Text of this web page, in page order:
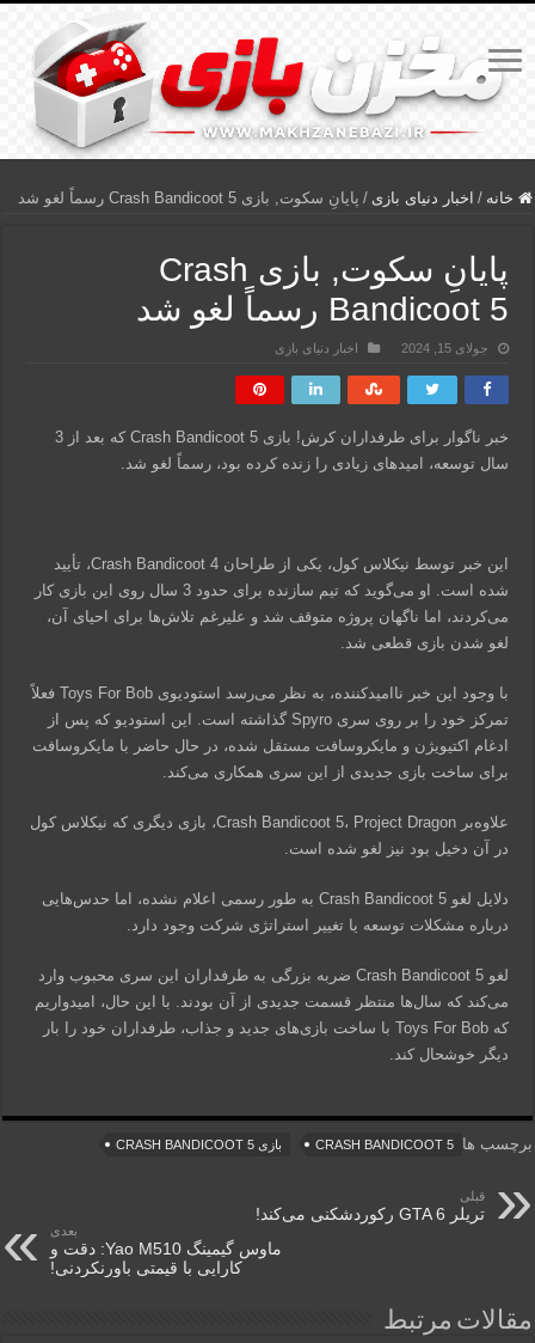
خانه / اخبار دنیای بازی / پایانِ سکوت, بازی Crash Bandicoot 5 رسماً لغو شد
پایانِ سکوت, بازی Crash
Bandicoot 5 رسماً لغو شد
جولای 15, 2024 اخبار دنیای بازی
خبر ناگوار برای طرفداران کرش! بازی Crash Bandicoot 5 که بعد از 3
سال توسعه، امیدهای زیادی را زنده کرده بود، رسماً لغو شد.
این خبر توسط نیکلاس کول، یکی از طراحان Crash Bandicoot 4، تأیید
شده است. او می‌گوید که تیم سازنده برای حدود 3 سال روی این بازی کار
می‌کردند، اما ناگهان پروژه متوقف شد و علیرغم تلاش‌ها برای احیای آن،
لغو شدن بازی قطعی شد.
با وجود این خبر ناامیدکننده، به نظر می‌رسد استودیوی Toys For Bob فعلاً
تمرکز خود را بر روی سری Spyro گذاشته است. این استودیو که پس از
ادغام اکتیویژن و مایکروسافت مستقل شده، در حال حاضر با مایکروسافت
برای ساخت بازی جدیدی از این سری همکاری می‌کند.
علاوه‌بر Crash Bandicoot 5، Project Dragon، بازی دیگری که نیکلاس کول
در آن دخیل بود نیز لغو شده است.
دلایل لغو Crash Bandicoot 5 به طور رسمی اعلام نشده، اما حدس‌هایی
درباره مشکلات توسعه یا تغییر استراتژی شرکت وجود دارد.
لغو Crash Bandicoot 5 ضربه بزرگی به طرفداران این سری محبوب وارد
می‌کند که سال‌ها منتظر قسمت جدیدی از آن بودند. با این حال، امیدواریم
که Toys For Bob با ساخت بازی‌های جدید و جذاب، طرفداران خود را بار
دیگر خوشحال کند.
برچسب ها CRASH BANDICOOT 5 بازی CRASH BANDICOOT 5
قبلی
تریلر GTA 6 رکوردشکنی می‌کند!
بعدی
ماوس گیمینگ Yao M510: دقت و
کارایی با قیمتی باورنکردنی!
مقالات مرتبط